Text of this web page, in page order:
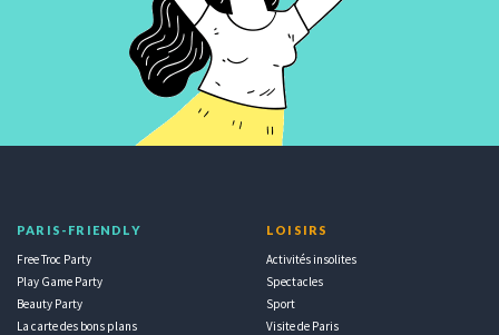
PARIS-FRIENDLY
Free Troc Party
Play Game Party
Beauty Party
La carte des bons plans
LOISIRS
Activités insolites
Spectacles
Sport
Visite de Paris